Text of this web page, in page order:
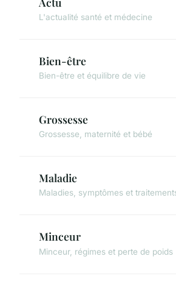
L'actualité santé et médecine
Bien-être
Bien-être et équilibre de vie
Grossesse
Grossesse, maternité et bébé
Maladie
Maladies, symptômes et
Minceur
Minceur, régimes et perte de poids